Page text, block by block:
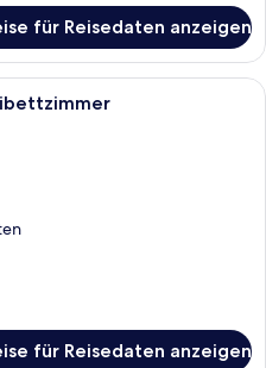
für Reisedaten anzeigen
Ein Hotelzimmer mit einem Bett,
für Reisedaten anzeigen